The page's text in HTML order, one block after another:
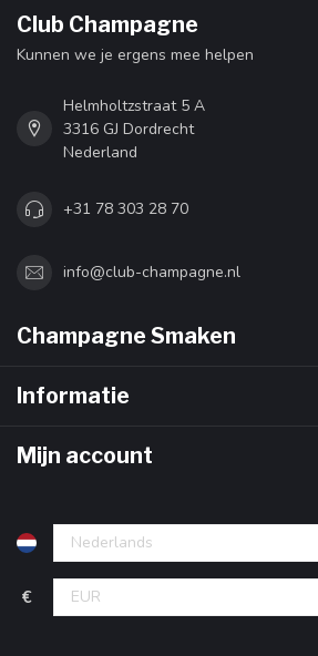
Club Champagne
Kunnen we je ergens mee helpen
Helmholtzstraat 5 A
3316 GJ Dordrecht
Nederland
+31 78 303 28 70
info@club-champagne.nl
Champagne Smaken
Informatie
Mijn account
€